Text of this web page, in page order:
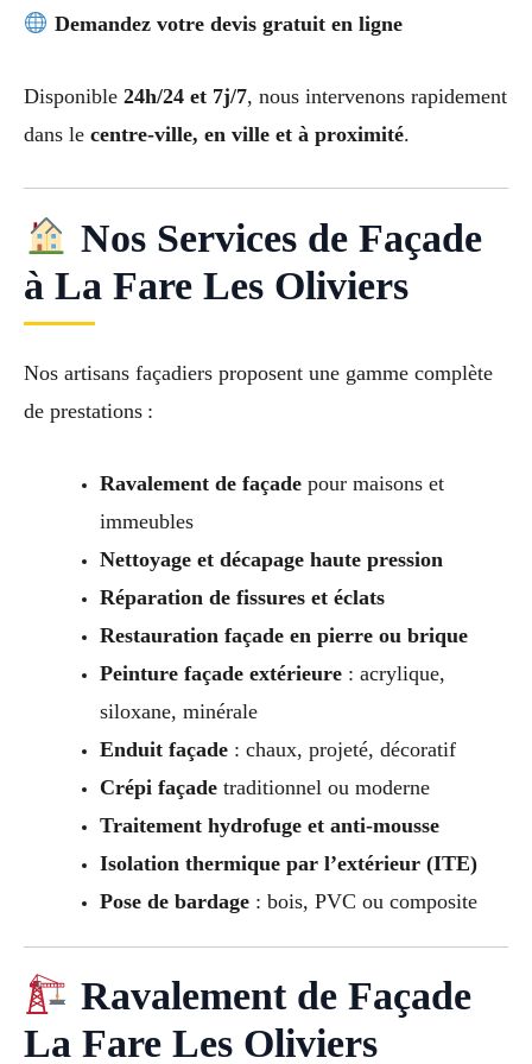
Demandez votre devis gratuit en ligne
Disponible 24h/24 et 7j/7, nous intervenons rapidement
dans le centre-ville, en ville et à proximité.
Nos Services de Façade
à La Fare Les Oliviers
Nos artisans façadiers proposent une gamme complète
de prestations :
Ravalement de façadepour maisons et
immeubles
Nettoyage et décapage haute pression
Réparation de fissures et éclats
Restauration façade en pierre ou brique
Peinture façade extérieure: acrylique,
siloxane, minérale
Enduit façade: chaux, projeté, décoratif
Crépi façadetraditionnel ou moderne
Traitement hydrofuge et anti-mousse
Isolation thermique par l’extérieur (ITE)
Pose de bardage: bois, PVC ou composite
Ravalement de Façade
La Fare Les Oliviers